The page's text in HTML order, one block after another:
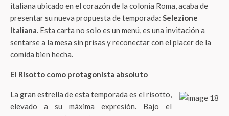
italiana ubicado en el corazón de la colonia Roma, acaba de
presentar su nueva propuesta de temporada: Selezione
Italiana. Esta carta no solo es un menú, es una invitación a
sentarse a la mesa sin prisas y reconectar con el placer de la
comida bien hecha.
El Risotto como protagonista absoluto
La gran estrella de esta temporada es el risotto,
elevado a su máxima expresión. Bajo el